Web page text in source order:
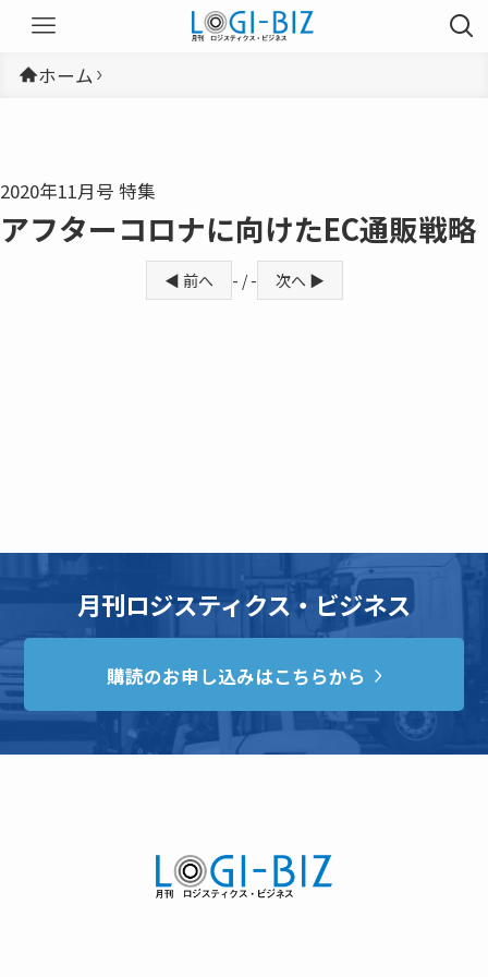
ホーム
2020年11月号 特集
アフターコロナに向けたEC通販戦略
◀ 前へ - / - 次へ ▶
月刊ロジスティクス・ビジネス
購読のお申し込みはこちらから